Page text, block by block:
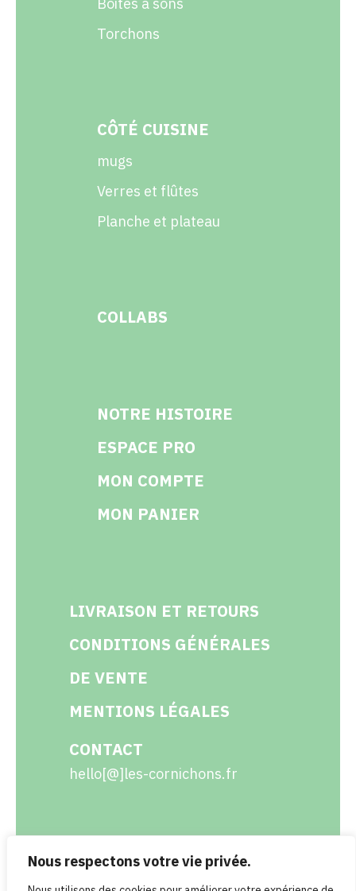
Nous respectons votre vie privée.
Torchons
CÔTÉ CUISINE
mugs
Verres et flûtes
Planche et plateau
COLLABS
NOTRE HISTOIRE
ESPACE PRO
MON COMPTE
MON PANIER
LIVRAISON ET RETOURS
CONDITIONS GÉNÉRALES
DE VENTE
MENTIONS LÉGALES
CONTACT
hello[@]les-cornichons.fr
Facebook
Instagram
Twitter
LinkedIn